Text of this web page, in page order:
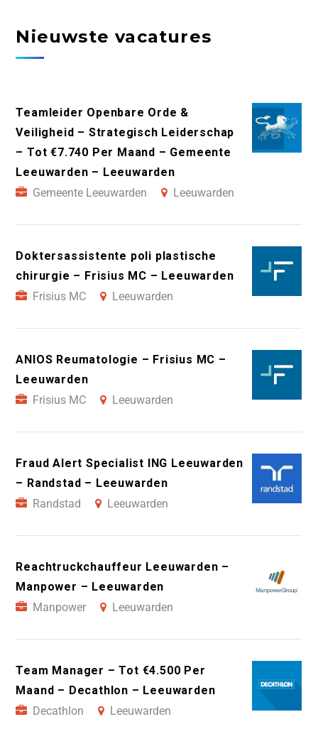
Nieuwste vacatures
Teamleider Openbare Orde &
Veiligheid – Strategisch Leiderschap
– Tot €7.740 Per Maand – Gemeente
Leeuwarden – Leeuwarden
Gemeente Leeuwarden
Leeuwarden
Doktersassistente poli plastische
chirurgie – Frisius MC – Leeuwarden
Frisius MC
Leeuwarden
ANIOS Reumatologie – Frisius MC –
Leeuwarden
Frisius MC
Leeuwarden
Fraud Alert Specialist ING Leeuwarden
– Randstad – Leeuwarden
Randstad
Leeuwarden
Reachtruckchauffeur Leeuwarden –
Manpower – Leeuwarden
Manpower
Leeuwarden
Team Manager – Tot €4.500 Per
Maand – Decathlon – Leeuwarden
Decathlon
Leeuwarden